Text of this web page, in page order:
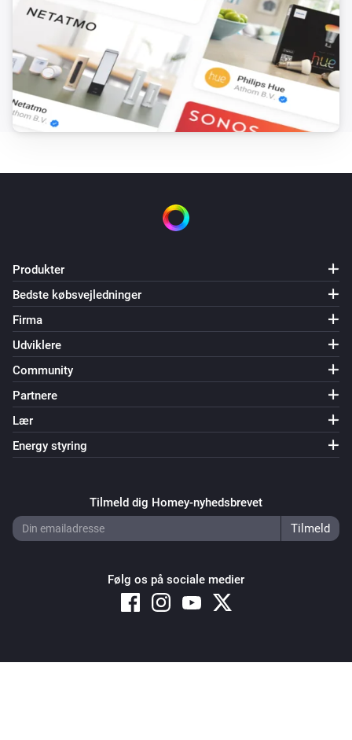
Produkter
Bedste købsvejledninger
Firma
Udviklere
Community
Partnere
Lær
Energy styring
Tilmeld dig Homey-nyhedsbrevet
Følg os på sociale medier